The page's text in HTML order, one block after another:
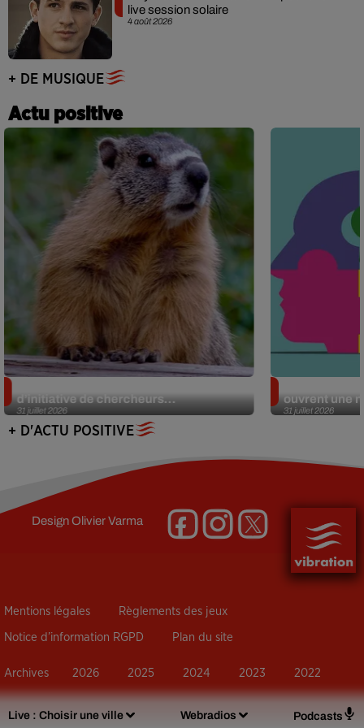
Live : Choisir une ville Webradios Podcasts
4 août 2026
live session solaire
+ DE MUSIQUE
Actu positive
31 juillet 2026
d’initiative de chercheurs...
31 juillet 2026
ouvrent une
+ D'ACTU POSITIVE
DesignOlivier Varma
Mentions légales Règlements des jeux
Notice d’information RGPD Plan du site
Archives 2026 2025 2024 2023 2022